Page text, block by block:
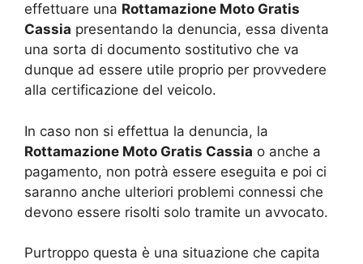
effettuare una Rottamazione Moto Gratis
Cassia presentando la denuncia, essa diventa
una sorta di documento sostitutivo che va
dunque ad essere utile proprio per provvedere
alla certificazione del veicolo.
In caso non si effettua la denuncia, la
Rottamazione Moto Gratis Cassia o anche a
pagamento, non potrà essere eseguita e poi ci
saranno anche ulteriori problemi connessi che
devono essere risolti solo tramite un avvocato.
Purtroppo questa è una situazione che capita